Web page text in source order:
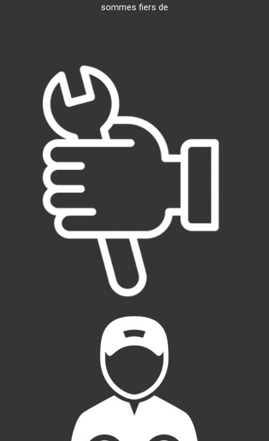
sommes fiers de